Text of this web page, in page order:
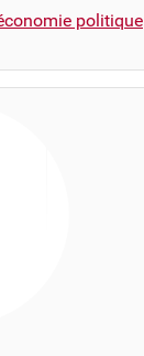
politique